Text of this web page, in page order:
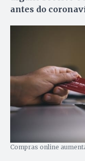
antes do
Compras online